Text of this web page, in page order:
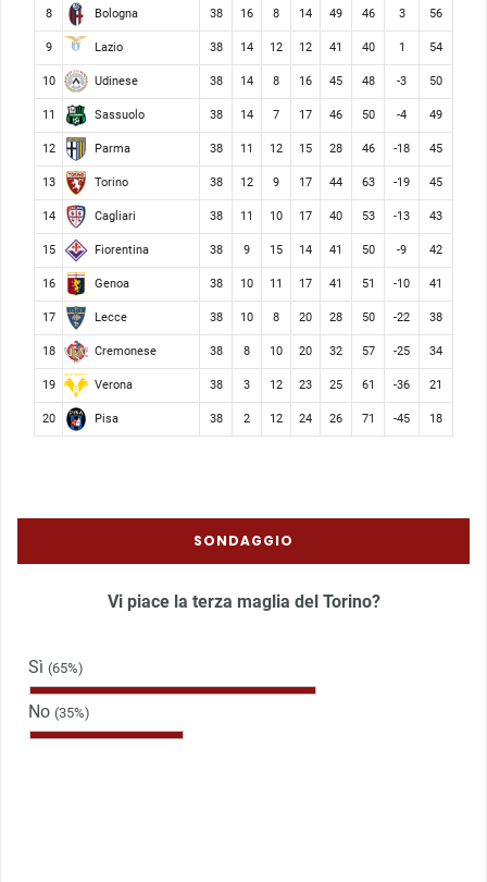
8 Bologna 38 16 8 14 49 46 3 56
9 Lazio 38 14 12 12 41 40 1 54
10 Udinese 38 14 8 16 45 48 -3 50
11 Sassuolo 38 14 7 17 46 50 -4 49
12 Parma 38 11 12 15 28 46 -18 45
13 Torino 38 12 9 17 44 63 -19 45
14 Cagliari 38 11 10 17 40 53 -13 43
15 Fiorentina 38 9 15 14 41 50 -9 42
16 Genoa 38 10 11 17 41 51 -10 41
17 Lecce 38 10 8 20 28 50 -22 38
18 Cremonese 38 8 10 20 32 57 -25 34
19 Verona 38 3 12 23 25 61 -36 21
20 Pisa 38 2 12 24 26 71 -45 18
SONDAGGIO
Vi piace la terza maglia del Torino?
Sì (65%)
No (35%)